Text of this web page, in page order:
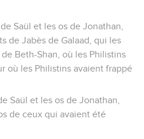
Saül et les os de Jonathan,
de Jabès de Galaad, qui les
Beth-Shan, où les Philistins
où les Philistins avaient frappé
Saül et les os de Jonathan,
de ceux qui avaient été